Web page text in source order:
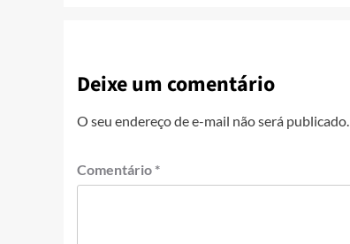
Deixe um comentário
O seu endereço de e-mail não será publicado.
Comentário *